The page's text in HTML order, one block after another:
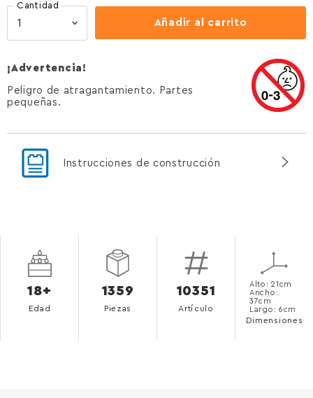
Cantidad
Añadir al carrito
¡Advertencia!
Peligro de atragantamiento. Partes
pequeñas.
Instrucciones de construcción
18+
Edad
1359
Piezas
10351
Artículo
Alto: 21cm
Ancho:
37cm
Largo: 6cm
Dimensiones